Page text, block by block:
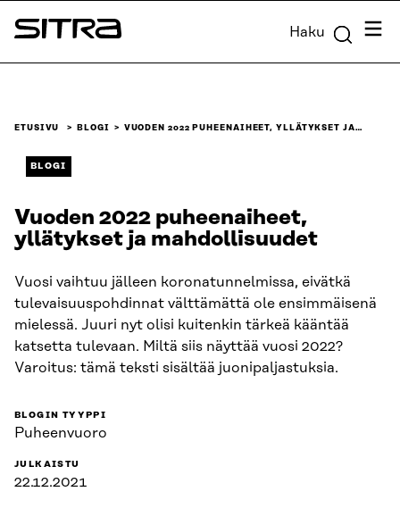
Siirry
suoraan
Sitra Haku
ETUSIVU BLOGI VUODEN 2022 PUHEENAIHEET, YLLÄTYKSET JA…
BLOGI
Vuoden 2022 puheenaiheet,
yllätykset ja mahdollisuudet
Vuosi vaihtuu jälleen koronatunnelmissa, eivätkä
tulevaisuuspohdinnat välttämättä ole ensimmäisenä
mielessä. Juuri nyt olisi kuitenkin tärkeä kääntää
katsetta tulevaan. Miltä siis näyttää vuosi 2022?
Varoitus: tämä teksti sisältää juonipaljastuksia.
BLOGIN TYYPPI
Puheenvuoro
JULKAISTU
22.12.2021